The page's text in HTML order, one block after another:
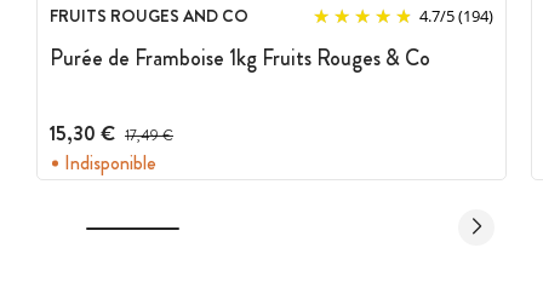
FRUITS ROUGES AND CO 4.7/5(194)
Purée de Framboise 1kg Fruits Rouges & Co
15,30 € Prix avant réduction :
17,49 €
Indisponible